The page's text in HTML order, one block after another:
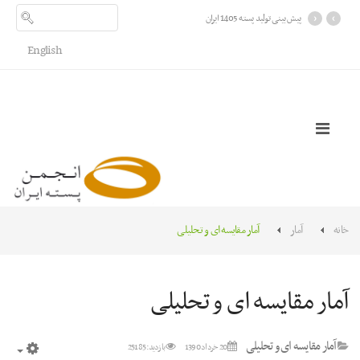
پیش بینی تولید پسته 1405 ایران ›
‹
English
خانه آمار آمار مقایسه ای و تحلیلی
آمار مقایسه ای و تحلیلی
آمار مقایسه ای و تحلیلی 20 خرداد 1390 بازدید: 25185